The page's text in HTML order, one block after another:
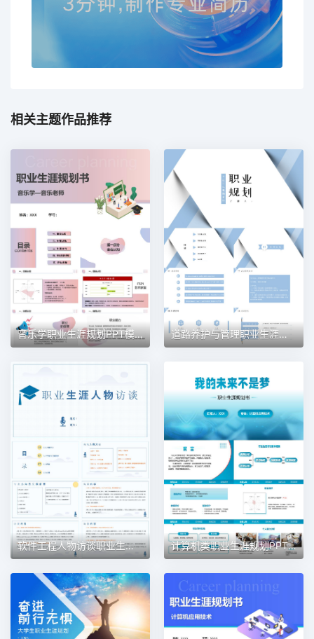
相关主题作品推荐
音乐学职业生涯规划PPT模板 道路养护与管理职业生涯规划PPT模板
软件工程人物访谈职业生涯规划PPT模板 计算机类职业生涯规划PPT模板